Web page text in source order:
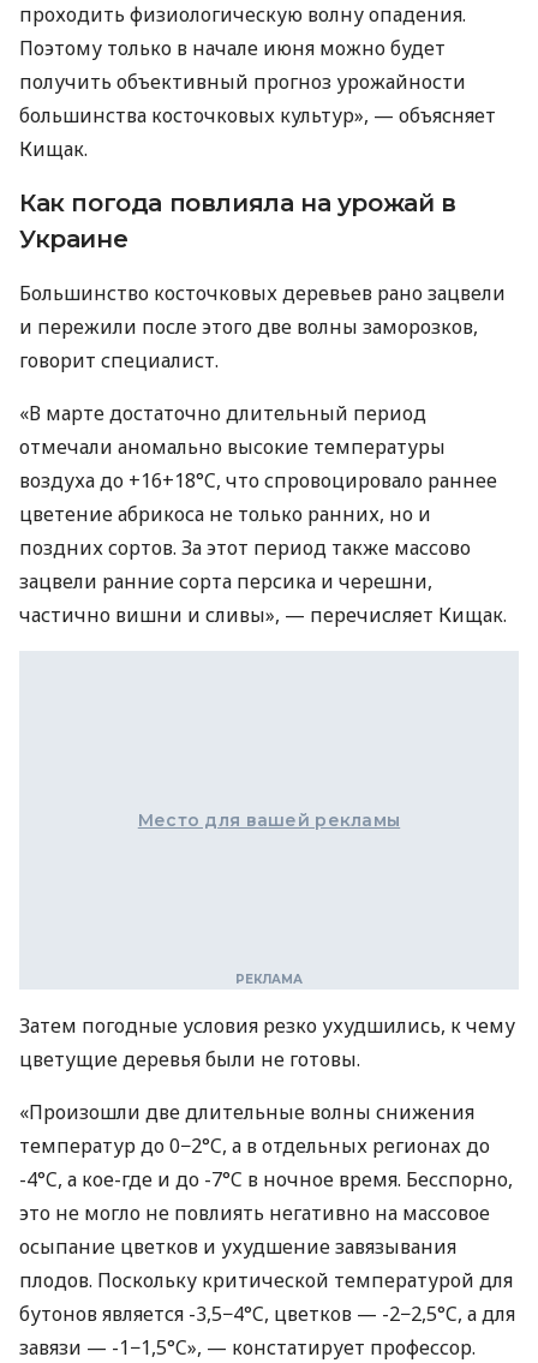
проходить физиологическую волну опадения.
Поэтому только в начале июня можно будет
получить объективный прогноз урожайности
большинства косточковых культур», — объясняет
Кищак.
Как погода повлияла на урожай в
Украине
Большинство косточковых деревьев рано зацвели
и пережили после этого две волны заморозков,
говорит специалист.
«В марте достаточно длительный период
отмечали аномально высокие температуры
воздуха до +16+18°C, что спровоцировало раннее
цветение абрикоса не только ранних, но и
поздних сортов. За этот период также массово
зацвели ранние сорта персика и черешни,
частично вишни и сливы», — перечисляет Кищак.
Место для вашей рекламы
Затем погодные условия резко ухудшились, к чему
цветущие деревья были не готовы.
«Произошли две длительные волны снижения
температур до 0−2°C, а в отдельных регионах до
-4°C, а кое-где и до -7°C в ночное время. Бесспорно,
это не могло не повлиять негативно на массовое
осыпание цветков и ухудшение завязывания
плодов. Поскольку критической температурой для
бутонов является -3,5−4°C, цветков — -2−2,5°C, а для
завязи — -1−1,5°C», — констатирует профессор.